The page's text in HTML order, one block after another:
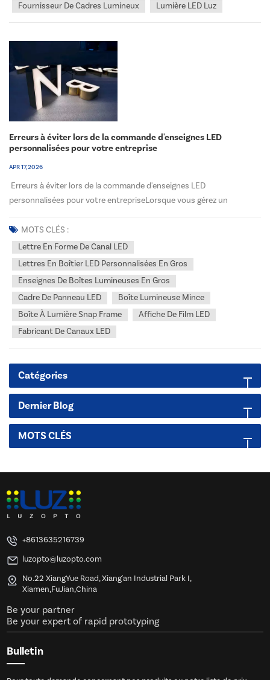
Fournisseur De Cadres Lumineux
Lumière LED Luz
Erreurs à éviter lors de la commande d'enseignes LED
personnalisées pour votre entreprise
APR 17, 2026
Erreurs à éviter lors de la commande d'enseignes LED
personnalisées pour votre entrepriseLorsque vous gérez un
magasin, un restaurant, une concession automobile ou tout autre
commerce aux États-Unis ou au Canada, votre enseigne est souvent
le premier contact avec un client. Une enseigne LED personn...
MOTS CLÉS :
Lettre En Forme De Canal LED
Lettres En Boîtier LED Personnalisées En Gros
Enseignes De Boîtes Lumineuses En Gros
Cadre De Panneau LED
Boîte Lumineuse Mince
Boîte À Lumière Snap Frame
Affiche De Film LED
Fabricant De Canaux LED
Catégories
Dernier Blog
MOTS CLÉS
+8613635216739
luzopto@luzopto.com
No.22 XiangYue Road, Xiang'an Industrial Park I,
Xiamen,FuJian,China
Be your partner
Be your expert of rapid prototyping
Bulletin